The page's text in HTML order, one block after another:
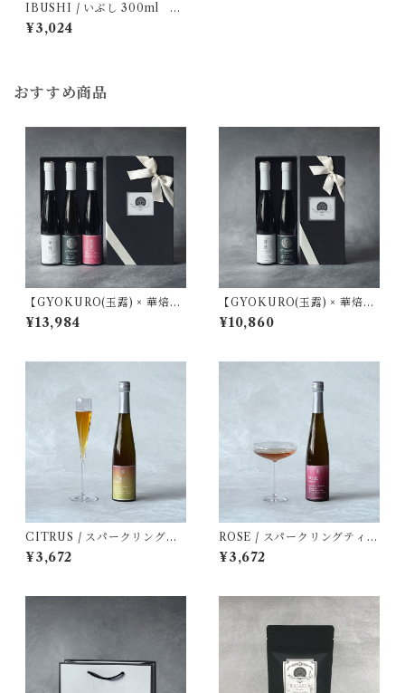
IBUSHI / いぶし 300ml ※
要冷蔵品
¥3,024
おすすめ商品
【GYOKURO(玉露) × 華焙
（はなほうじ）× 薔薇茶(ばら
ちゃ) 】 プレミアムボトルテ
¥13,984
【GYOKURO(玉露) × 華焙
（はなほうじ） 】 プレミアム
ボトルティー ギフトBOX入り
¥10,860
CITRUS / スパークリングテ
ィー シトラス 300ml 常温
保存可
¥3,672
ROSE / スパークリングティー
ローズ 300ml 常温保存可
¥3,672